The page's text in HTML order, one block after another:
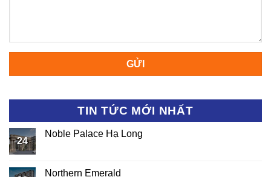
TIN TỨC MỚI NHẤT
24
Noble Palace Hạ Long
Northern Emerald